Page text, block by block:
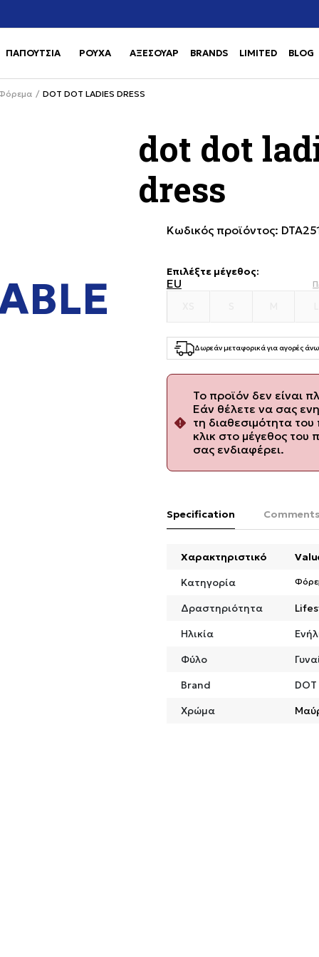
ΠΑΠΟΥΤΣΙΑ Use shift+Enter to open or close
ΡΟΥΧΑ Use shift+Enter to open or close
ΑΞΕΣΟΥΑΡ BRANDS LIMITED BLOG
DOT DOT LADIES DRESS
dot dot
dress
Κωδικός προϊόντος:
Επιλέξτε μέγεθος:
EU
Δωρεάν μεταφορικά για αγορές
Το προϊόν δεν είναι
Εάν θέλετε να σας
τη διαθεσιμότητα
κλικ στο μέγεθος του
σας ενδιαφέρει.
Specification Comments
Χαρακτηριστικό
Κατηγορία
Δραστηριότητα
Ηλικία
Φύλο
Brand
DOT
Χρώμα